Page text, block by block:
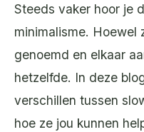
Steeds vaker hoor je
minimalisme. Hoewel
genoemd en elkaar
hetzelfde. In deze
verschillen tussen
hoe ze jou kunnen